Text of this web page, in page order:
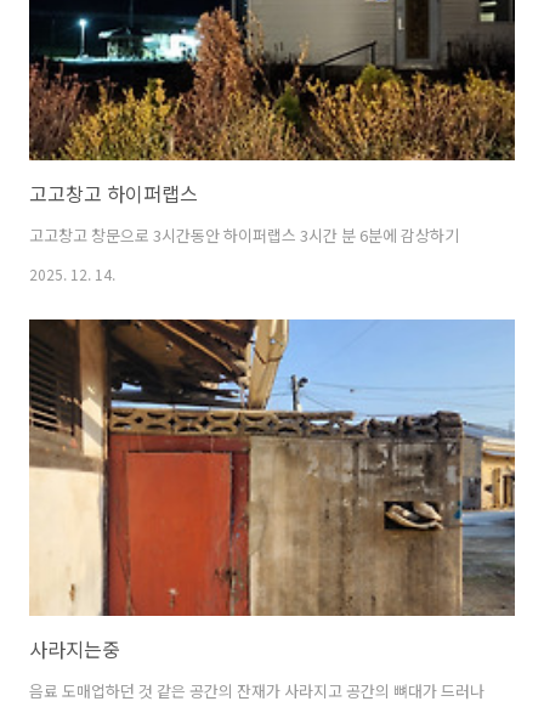
고고창고 하이퍼랩스
고고창고 창문으로 3시간동안 하이퍼랩스 3시간 분 6분에 감상하기
2025. 12. 14.
사라지는중
음료 도매업하던 것 같은 공간의 잔재가 사라지고 공간의 뼈대가 드러나